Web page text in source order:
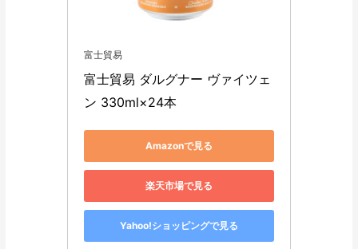
富士貿易
富士貿易 ダルグナー ヴァイツェ
ン 330ml×24本
Amazonで見る
楽天市場で見る
Yahoo!ショッピングで見る